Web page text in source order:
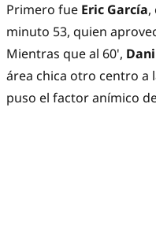
Primero fue Eric García,
minuto 53, quien
Mientras que al 60',
área chica otro centro a
puso el factor anímico